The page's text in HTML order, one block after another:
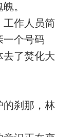
。
工作人员简
一个号码
去了焚化大
的刹那，林